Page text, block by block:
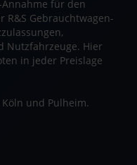
für den
R&S Gebrauchtwagen-
Nutzfahrzeuge. Hier
in jeder Preislage
und Pulheim.